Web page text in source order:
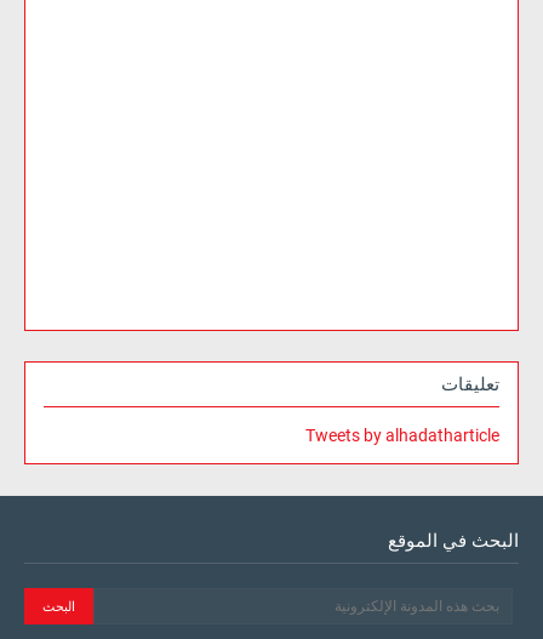
تعليقات
Tweets by alhadatharticle
البحث في الموقع